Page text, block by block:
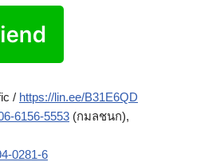
/ https://lin.ee/B31E6QD
6156-5553 (กมลชนก),
0281-6